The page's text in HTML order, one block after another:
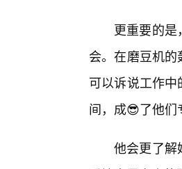
更重要的
会。在磨豆机
可以诉说工作
间，成😎了他们
他会更了解